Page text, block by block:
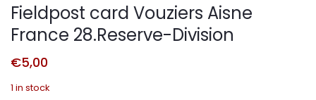
Fieldpost card Vouziers Aisne
France 28.Reserve-Division
€5,00
1 in stock